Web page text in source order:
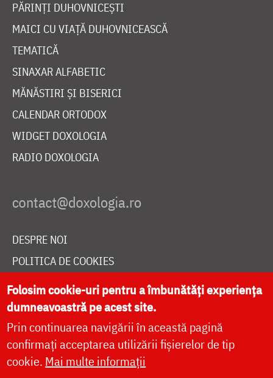
PĂRINȚI DUHOVNICEȘTI
MAICI CU VIAȚĂ DUHOVNICEASCĂ
TEMATICĂ
SINAXAR ALFABETIC
MĂNĂSTIRI ȘI BISERICI
CALENDAR ORTODOX
WIDGET DOXOLOGIA
RADIO DOXOLOGIA
DESPRE NOI
POLITICA DE COOKIES
DONEAZĂ ONLINE PENTRU CATEDRALA NAȚIONALĂ
LIVE
Folosim cookie-uri pentru a îmbunătăți experiența
dumneavoastră pe acest site.
Prin continuarea navigării în această pagină
confirmați acceptarea utilizării fișierelor de tip
cookie. Mai multe informații